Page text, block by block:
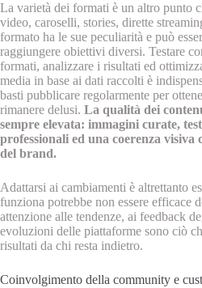
La varietà dei formati è un altro punto
video, caroselli, stories, dirette
formato ha le sue peculiarità e può
raggiungere obiettivi diversi. Testare
formati, analizzare i risultati ed
media in base ai dati raccolti è
basti pubblicare regolarmente per
rimanere delusi. La qualità dei
sempre elevata: immagini curate,
professionali ed una coerenza visiva
del brand.
Adattarsi ai cambiamenti è altrettanto
funziona potrebbe non essere efficace
attenzione alle tendenze, ai feedback
evoluzioni delle piattaforme sono ciò
risultati da chi resta indietro.
Coinvolgimento della community e